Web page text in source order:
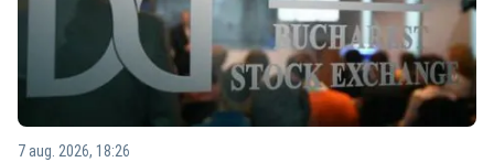
7 aug. 2026, 18:26